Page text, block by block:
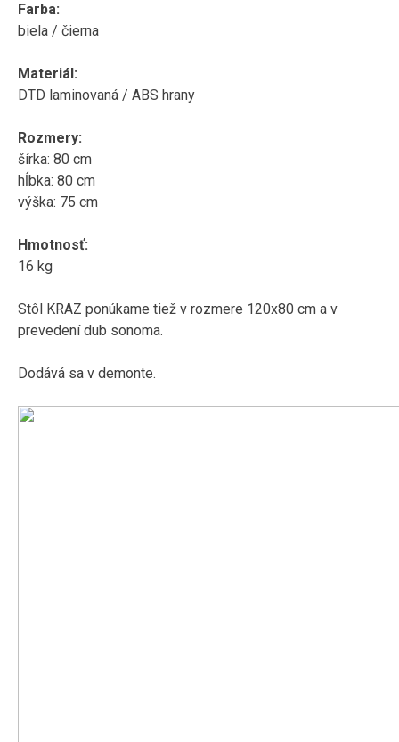
Farba:
biela / čierna
Materiál:
DTD laminovaná / ABS hrany
Rozmery:
šírka: 80 cm
hĺbka: 80 cm
výška: 75 cm
Hmotnosť:
16 kg
Stôl KRAZ ponúkame tiež v rozmere 120x80 cm a v
prevedení dub sonoma.
Dodává sa v demonte.